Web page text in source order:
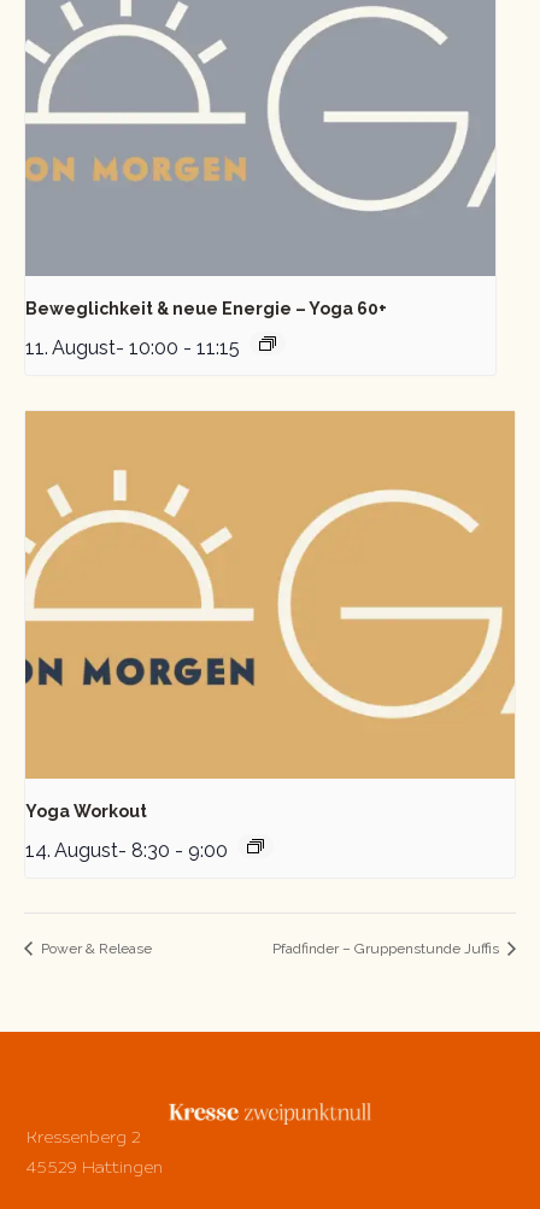
Beweglichkeit & neue Energie – Yoga 60+
11. August- 10:00 - 11:15
Yoga Workout
14. August- 8:30 - 9:00
Power & Release Pfadfinder – Gruppenstunde Juffis
Kressenberg 2
45529 Hattingen